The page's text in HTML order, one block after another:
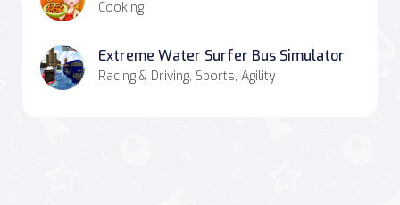
Cooking
Extreme Water Surfer Bus Simulator
Racing & Driving, Sports, Agility